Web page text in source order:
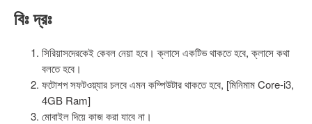
বিঃ দ্রঃ
সিরিয়াসদেরকেই কেবল নেয়া হবে। ক্লাসে একটিভ থাকতে হবে, ক্লাসে কথা
বলতে হবে।
ফটোশপ সফটওয়্যার চলবে এমন কম্পিউটার থাকতে হবে, [মিনিমাম Core-i3,
4GB Ram]
মোবাইল দিয়ে কাজ করা যাবে না।